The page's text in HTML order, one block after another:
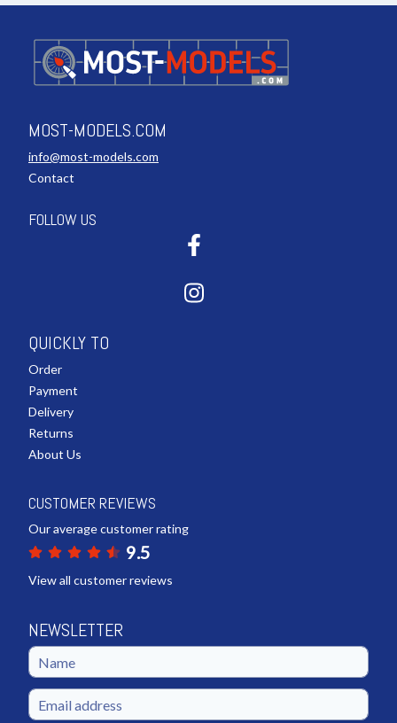
MOST-MODELS.COM
info@most-models.com
Contact
FOLLOW US
QUICKLY TO
Order
Payment
Delivery
Returns
About Us
CUSTOMER REVIEWS
Our average customer rating
9.5
View all customer reviews
NEWSLETTER